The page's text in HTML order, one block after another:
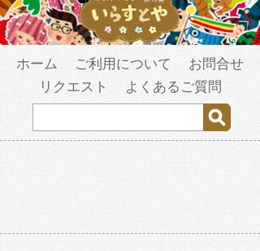
ホーム ご利用について
お問合せ
リクエスト
よくあるご質問